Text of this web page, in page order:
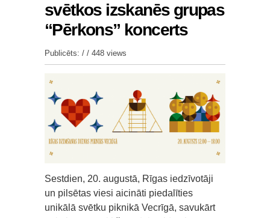
svētkos izskanēs grupas
“Pērkons” koncerts
Publicēts: / / 448 views
Sestdien, 20. augustā, Rīgas iedzīvotāji
un pilsētas viesi aicināti piedalīties
unikālā svētku piknikā Vecrīgā, savukārt